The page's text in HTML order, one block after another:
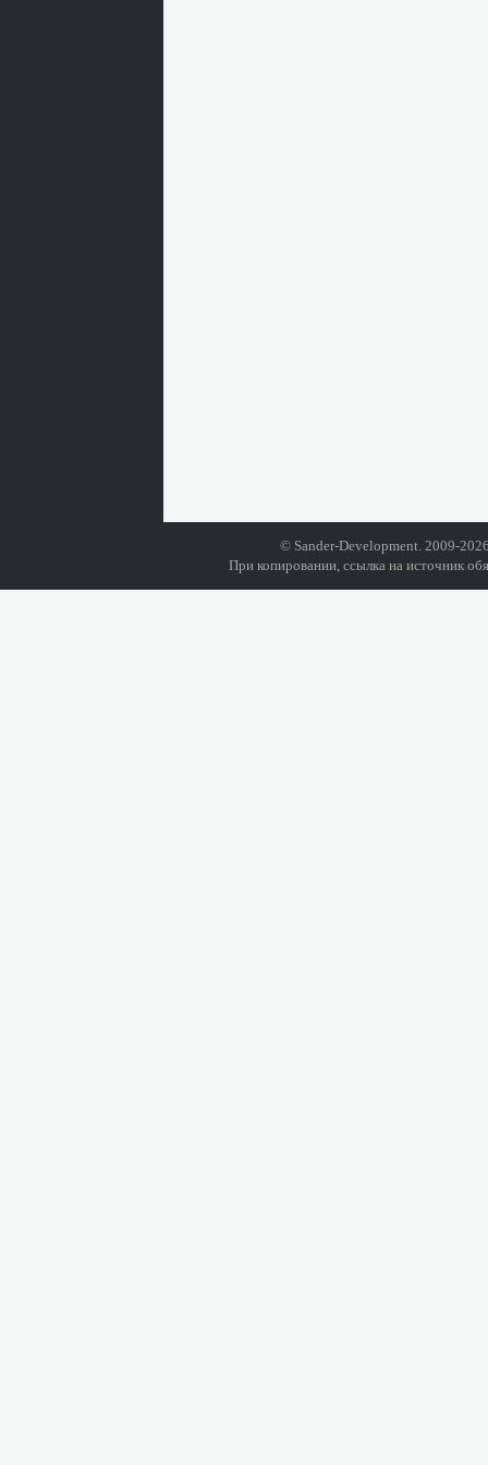
© Sander-Development. 2009-
При копировании, ссылка на источник